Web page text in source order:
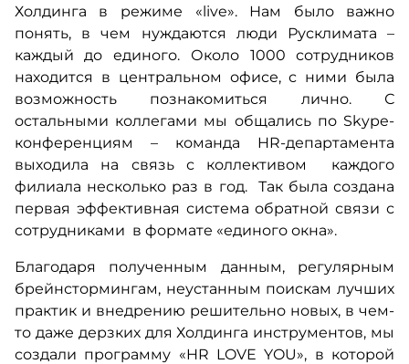
Холдинга в режиме «live». Нам было важно
понять, в чем нуждаются люди Русклимата –
каждый до единого. Около 1000 сотрудников
находится в центральном офисе, с ними была
возможность познакомиться лично. С
остальными коллегами мы общались по Skype-
конференциям – команда HR-департамента
выходила на связь с коллективом каждого
филиала несколько раз в год. Так была создана
первая эффективная система обратной связи с
сотрудниками в формате «единого окна».
Благодаря полученным данным, регулярным
брейнстормингам, неустанным поискам лучших
практик и внедрению решительно новых, в чем-
то даже дерзких для Холдинга инструментов, мы
создали программу «HR LOVE YOU», в которой